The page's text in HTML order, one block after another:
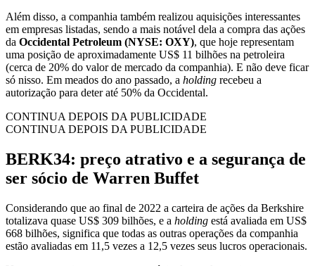
Além disso, a companhia também realizou aquisições interessantes
em empresas listadas, sendo a mais notável dela a compra das ações
da Occidental Petroleum (NYSE: OXY), que hoje representam
uma posição de aproximadamente US$ 11 bilhões na petroleira
(cerca de 20% do valor de mercado da companhia). E não deve ficar
só nisso. Em meados do ano passado, a holding recebeu a
autorização para deter até 50% da Occidental.
CONTINUA DEPOIS DA PUBLICIDADE
CONTINUA DEPOIS DA PUBLICIDADE
BERK34: preço atrativo e a segurança de
ser sócio de Warren Buffet
Considerando que ao final de 2022 a carteira de ações da Berkshire
totalizava quase US$ 309 bilhões, e a holding está avaliada em US$
668 bilhões, significa que todas as outras operações da companhia
estão avaliadas em 11,5 vezes a 12,5 vezes seus lucros operacionais.